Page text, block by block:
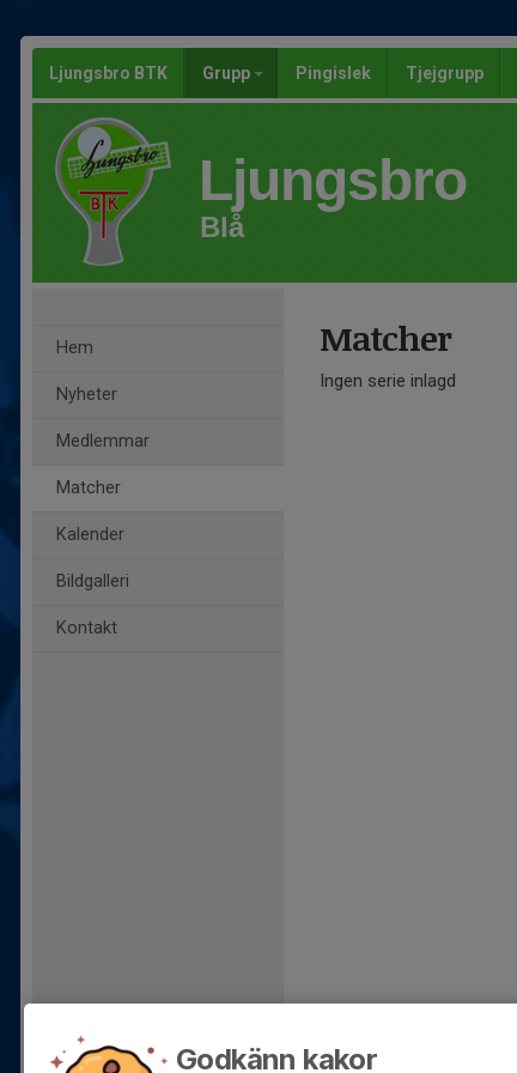
Ljungsbro BTK Grupp Pingislek Tjejgrupp
Ljungsbro
Blå
Hem
Nyheter
Medlemmar
Matcher
Kalender
Bildgalleri
Kontakt
Matcher
Ingen serie inlagd
Godkänn kakor